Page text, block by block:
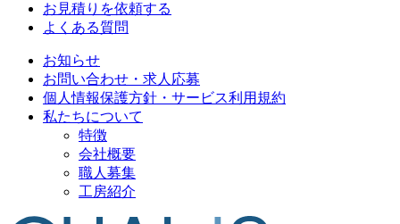
お見積りを依頼する
よくある質問
お知らせ
お問い合わせ・求人応募
個人情報保護方針・サービス利用規約
私たちについて
特徴
会社概要
職人募集
工房紹介